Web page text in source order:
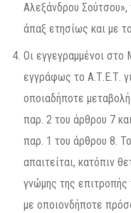
Αλεξάνδρου Σούτσου»,
άπαξ ετησίως και με
Οι εγγεγραμμένοι στο
εγγράφως το Α.Τ.Ε.Τ.
οποιαδήποτε
παρ. 2 του άρθρου 7
παρ. 1 του άρθρου 8.
απαιτείται, κατόπιν
γνώμης της
με οποιονδήποτε